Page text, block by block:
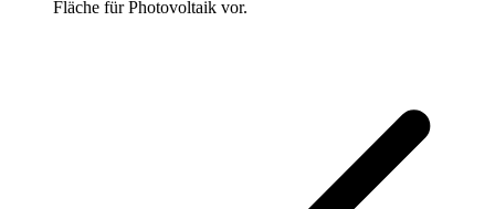
Fläche für Photovoltaik vor.